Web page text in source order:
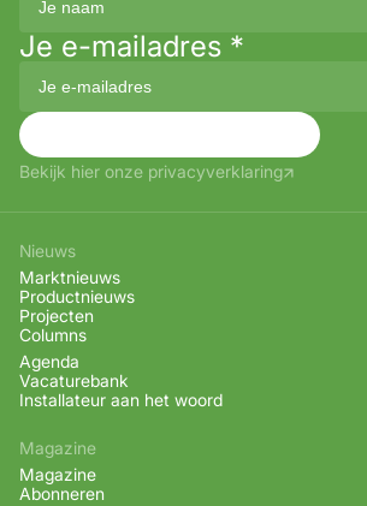
Je e-mailadres *
Bekijk hier onze privacyverklaring
Nieuws
Marktnieuws
Productnieuws
Projecten
Columns
Agenda
Vacaturebank
Installateur aan het woord
Magazine
Magazine
Abonneren